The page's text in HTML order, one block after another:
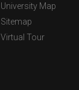
University Map
Sitemap
Virtual Tour